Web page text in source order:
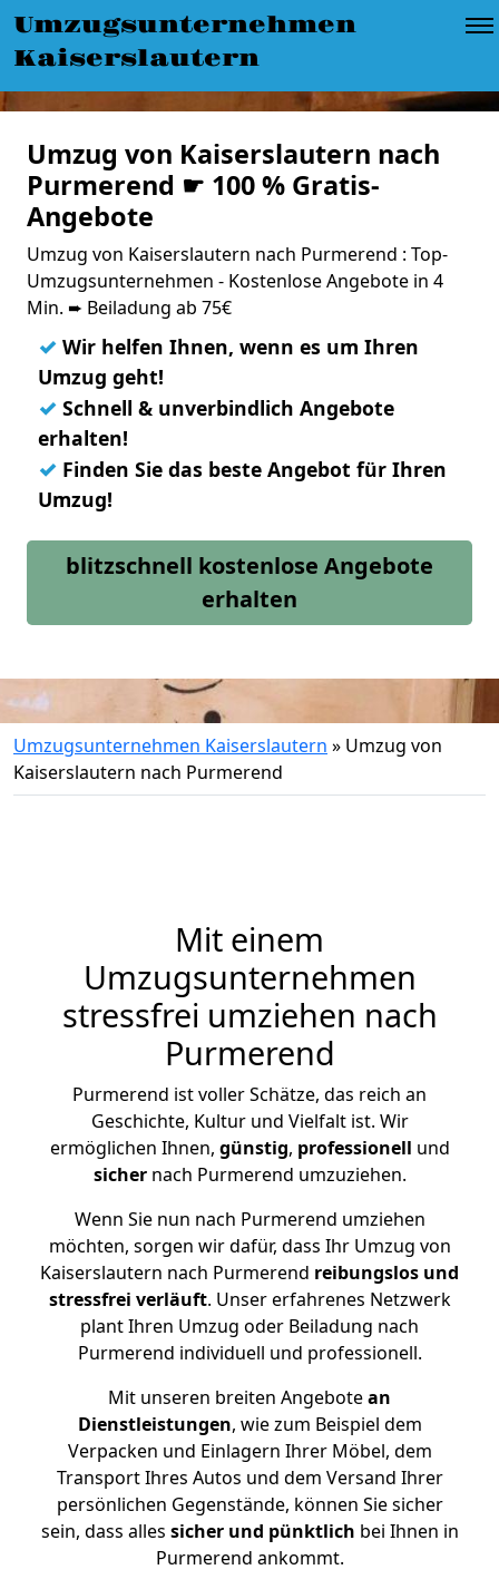
Umzugsunternehmen
Kaiserslautern
Umzug von Kaiserslautern nach
Purmerend ☛ 100 % Gratis-
Angebote
Umzug von Kaiserslautern nach Purmerend : Top-
Umzugsunternehmen - Kostenlose Angebote in 4
Min. ➨ Beiladung ab 75€
✓ Wir helfen Ihnen, wenn es um Ihren
Umzug geht!
✓ Schnell & unverbindlich Angebote
erhalten!
✓ Finden Sie das beste Angebot für Ihren
Umzug!
blitzschnell kostenlose Angebote
erhalten
Umzugsunternehmen Kaiserslautern » Umzug von
Kaiserslautern nach Purmerend
Mit einem
Umzugsunternehmen
stressfrei umziehen nach
Purmerend
Purmerend ist voller Schätze, das reich an
Geschichte, Kultur und Vielfalt ist. Wir
ermöglichen Ihnen, günstig, professionell und
sichernach Purmerend umzuziehen.
Wenn Sie nun nach Purmerend umziehen
möchten, sorgen wir dafür, dass Ihr Umzug von
Kaiserslautern nach Purmerend reibungslos und
stressfrei verläuft. Unser erfahrenes Netzwerk
plant Ihren Umzug oder Beiladung nach
Purmerend individuell und professionell.
Mit unseren breiten Angebotean
Dienstleistungen, wie zum Beispiel dem
Verpacken und Einlagern Ihrer Möbel, dem
Transport Ihres Autos und dem Versand Ihrer
persönlichen Gegenstände, können Sie sicher
sein, dass alles sicher und pünktlich bei Ihnen in
Purmerend ankommt.